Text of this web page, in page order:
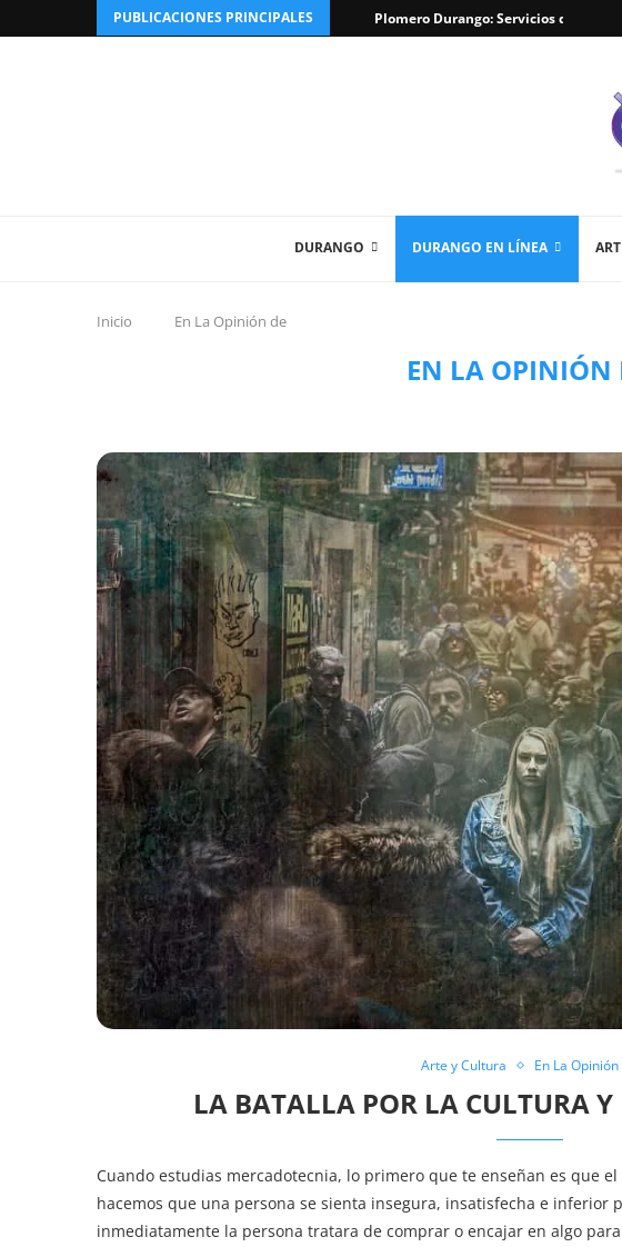
PUBLICACIONES PRINCIPALES Plomero Durango: Servicios de
DURANGO DURANGO EN LÍNEA
Inicio En La Opinión de
EN LA OPINIÓN
Arte y Cultura En La Opinión
LA BATALLA POR LA CULTURA
Cuando estudias mercadotecnia, lo primero que te enseñan es que
hacemos que una persona se sienta insegura, insatisfecha e inferior
inmediatamente la persona tratara de comprar o encajar en algo